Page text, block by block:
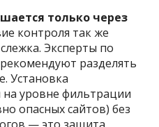
только через
контроля так же
Эксперты по
разделять
Установка
на уровне фильтрации
опасных сайтов) без